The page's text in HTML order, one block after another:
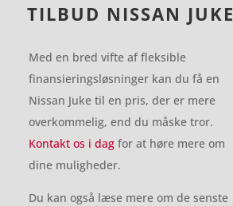
TILBUD NISSAN JUKE
Med en bred vifte af fleksible
finansieringsløsninger kan du få en
Nissan Juke til en pris, der er mere
overkommelig, end du måske tror.
Kontakt os i dagfor at høre mere om
dine muligheder.
Du kan også læse mere om de senste